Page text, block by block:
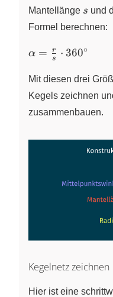
Mantellänge s
s und
Formel berechnen:
\alpha =
\frac{r}
{s} \cdot
360^\circ
α = s
r ⋅ 360∘
Mit diesen drei
Kegels zeichnen
zusammenbauen.
Kegelnetz zeichnen
Hier ist eine